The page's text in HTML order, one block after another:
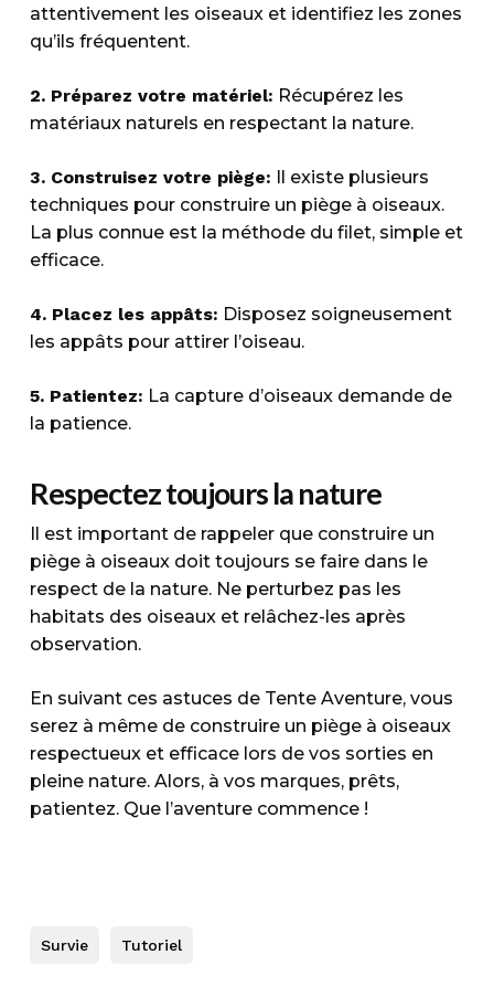
attentivement les oiseaux et identifiez les zones
qu’ils fréquentent.
2. Préparez votre matériel: Récupérez les
matériaux naturels en respectant la nature.
3. Construisez votre piège: Il existe plusieurs
techniques pour construire un piège à oiseaux.
La plus connue est la méthode du filet, simple et
efficace.
4. Placez les appâts: Disposez soigneusement
les appâts pour attirer l’oiseau.
5. Patientez: La capture d’oiseaux demande de
la patience.
Respectez toujours la nature
Il est important de rappeler que construire un
piège à oiseaux doit toujours se faire dans le
respect de la nature. Ne perturbez pas les
habitats des oiseaux et relâchez-les après
observation.
En suivant ces astuces de Tente Aventure, vous
serez à même de construire un piège à oiseaux
respectueux et efficace lors de vos sorties en
pleine nature. Alors, à vos marques, prêts,
patientez. Que l’aventure commence !
Survie Tutoriel